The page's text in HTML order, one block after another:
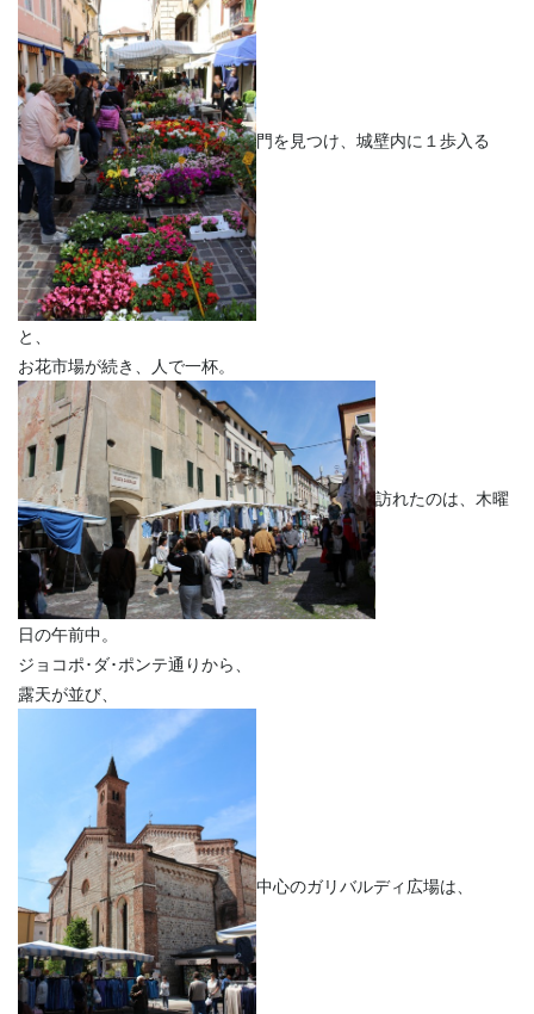
門を見つけ、城壁内に１歩入る
と、
お花市場が続き、人で一杯。
訪れたのは、木曜
日の午前中。
ジョコポ･ダ･ポンテ通りから、
露天が並び、
中心のガリバルディ広場は、